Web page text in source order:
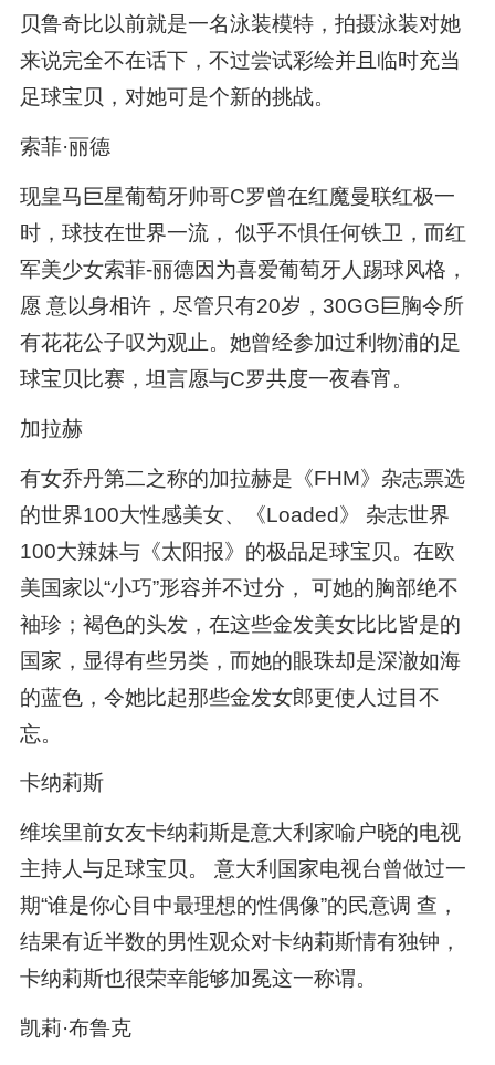
贝鲁奇比以前就是一名泳装模特，拍摄泳装对她
来说完全不在话下，不过尝试彩绘并且临时充当
足球宝贝，对她可是个新的挑战。
索菲·丽德
现皇马巨星葡萄牙帅哥C罗曾在红魔曼联红极一
时，球技在世界一流， 似乎不惧任何铁卫，而红
军美少女索菲-丽德因为喜爱葡萄牙人踢球风格，
愿 意以身相许，尽管只有20岁，30GG巨胸令所
有花花公子叹为观止。她曾经参加过利物浦的足
球宝贝比赛，坦言愿与C罗共度一夜春宵。
加拉赫
有女乔丹第二之称的加拉赫是《FHM》杂志票选
的世界100大性感美女、《Loaded》 杂志世界
100大辣妹与《太阳报》的极品足球宝贝。在欧
美国家以“小巧”形容并不过分， 可她的胸部绝不
袖珍；褐色的头发，在这些金发美女比比皆是的
国家，显得有些另类，而她的眼珠却是深澈如海
的蓝色，令她比起那些金发女郎更使人过目不
忘。
卡纳莉斯
维埃里前女友卡纳莉斯是意大利家喻户晓的电视
主持人与足球宝贝。 意大利国家电视台曾做过一
期“谁是你心目中最理想的性偶像”的民意调 查，
结果有近半数的男性观众对卡纳莉斯情有独钟，
卡纳莉斯也很荣幸能够加冕这一称谓。
凯莉·布鲁克